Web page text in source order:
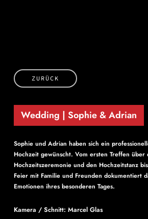
ZURÜCK
Wedding | Sophie & Adrian
Sophie und Adrian haben sich ein
Hochzeit gewünscht. Vom ersten Treffen über
Hochzeitszeremonie und den Hochzeitstanz
Feier mit Familie und Freunden dokumentiert
Emotionen ihres besonderen Tages.
Kamera / Schnitt: Marcel Glas